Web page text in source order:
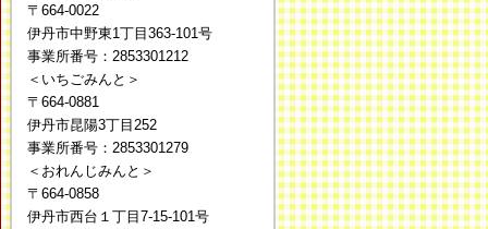
〒664-0022
伊丹市中野東1丁目363-101号
事業所番号：2853301212
＜いちごみんと＞
〒664-0881
伊丹市昆陽3丁目252
事業所番号：2853301279
＜おれんじみんと＞
〒664-0858
伊丹市西台１丁目7-15-101号